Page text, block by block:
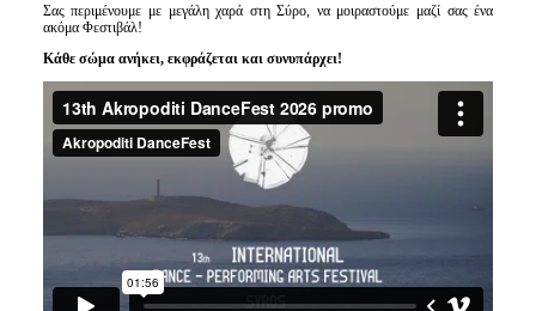
Σας περιμένουμε με μεγάλη χαρά στη Σύρο, να μοιραστούμε μαζί σας ένα
ακόμα Φεστιβάλ!
Κάθε σώμα ανήκει, εκφράζεται και συνυπάρχει!